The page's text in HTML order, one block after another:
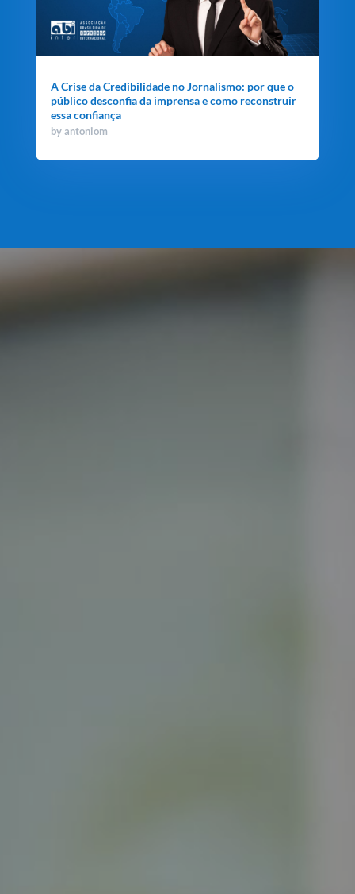
A Crise da Credibilidade no Jornalismo: por que o
público desconfia da imprensa e como reconstruir
essa confiança
byantoniom